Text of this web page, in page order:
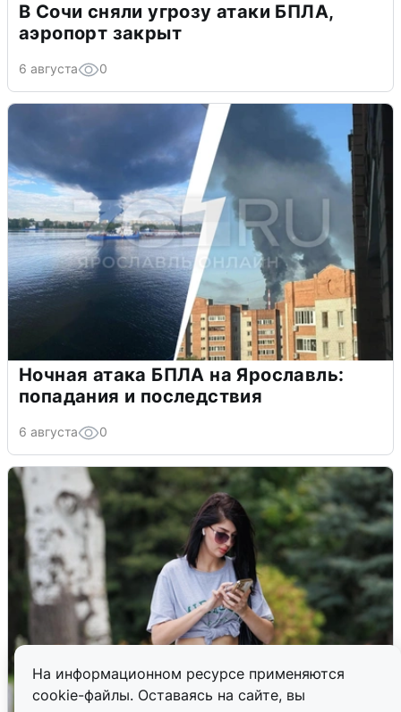
На информационном ресурсе применяются
cookie-файлы. Оставаясь на сайте, вы
В Сочи сняли угрозу атаки БПЛА,
аэропорт закрыт
6 августа 0
Ночная атака БПЛА на Ярославль:
попадания и последствия
6 августа 0